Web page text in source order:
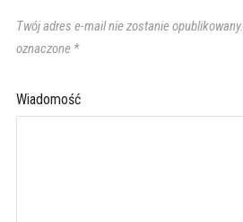
Twój adres e-mail nie zostanie opublikowany.
oznaczone *
Wiadomość